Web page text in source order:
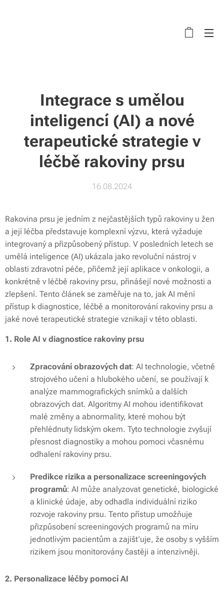
Integrace s umělou
inteligencí (AI) a nové
terapeutické strategie v
léčbě rakoviny prsu
16.08.2024
Rakovina prsu je jedním z nejčastějších typů rakoviny u žen
a její léčba představuje komplexní výzvu, která vyžaduje
integrovaný a přizpůsobený přístup. V posledních letech se
umělá inteligence (AI) ukázala jako revoluční nástroj v
oblasti zdravotní péče, přičemž její aplikace v onkologii, a
konkrétně v léčbě rakoviny prsu, přinášejí nové možnosti a
zlepšení. Tento článek se zaměřuje na to, jak AI mění
přístup k diagnostice, léčbě a monitorování rakoviny prsu a
jaké nové terapeutické strategie vznikají v této oblasti.
1. Role AI v diagnostice rakoviny prsu
Zpracování obrazových dat: AI technologie, včetně
strojového učení a hlubokého učení, se používají k
analýze mammografických snímků a dalších
obrazových dat. Algoritmy AI mohou identifikovat
malé změny a abnormality, které mohou být
přehlédnuty lidským okem. Tyto technologie zvyšují
přesnost diagnostiky a mohou pomoci včasnému
odhalení rakoviny prsu.
Predikce rizika a personalizace screeningových
programů: AI může analyzovat genetické, biologické
a klinické údaje, aby odhadla individuální riziko
rozvoje rakoviny prsu. Tento přístup umožňuje
přizpůsobení screeningových programů na míru
jednotlivým pacientům a zajišťuje, že osoby s vyšším
rizikem jsou monitorovány častěji a intenzivněji.
2. Personalizace léčby pomocí AI